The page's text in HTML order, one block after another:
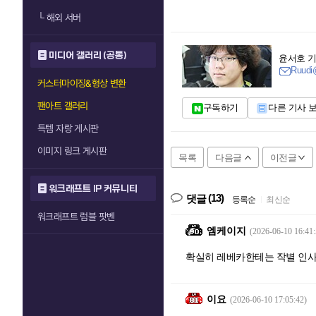
└해외 서버
미디어 갤러리 (공통)
커스터마이징&형상 변환
팬아트 갤러리
득템 자랑 게시판
이미지 링크 게시판
워크래프트 IP 커뮤니티
워크래프트 럼블 팟벤
윤서호
구독하기 다른 기사
목록 다음글 이전글
댓글(13) 등록순 최신순
엠케이지 (2026-06-10
확실히 레베카한테는 작별 인
이요 (2026-06-10 17:05:42)